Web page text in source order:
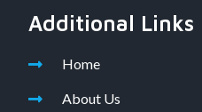
Additional Links
Home
About Us